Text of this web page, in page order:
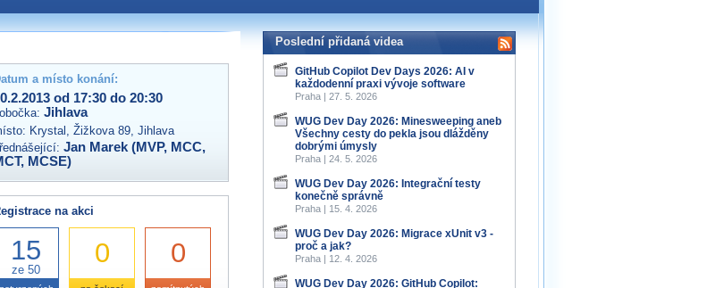
akce,
a místo konání:
od 17:30 do 20:30
Jihlava
Krystal, Žižkova 89, Jihlava
Jan Marek (MVP, MCC,
MCSE)
na akci
15
ze 50
0 0
Poslední přidaná videa
GitHub Copilot Dev Days 2026: AI v
každodenní praxi vývoje software
Praha | 27. 5. 2026
WUG Dev Day 2026: Minesweeping aneb
Všechny cesty do pekla jsou dlážděny
dobrými úmysly
Praha | 24. 5. 2026
WUG Dev Day 2026: Integrační testy
konečně správně
Praha | 15. 4. 2026
WUG Dev Day 2026: Migrace xUnit v3 -
proč a jak?
Praha | 12. 4. 2026
WUG Dev Day 2026: GitHub Copilot: